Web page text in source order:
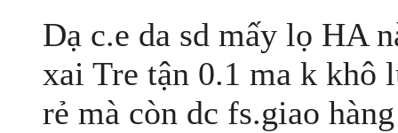
Dạ c.e da sd mấy lọ HA
xai Tre tận 0.1 ma k khô
rẻ mà còn dc fs.giao